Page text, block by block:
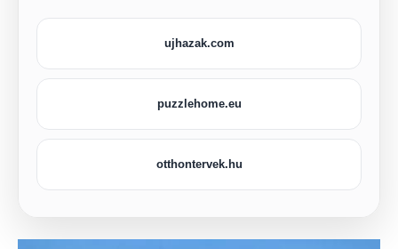
ujhazak.com
puzzlehome.eu
otthontervek.hu